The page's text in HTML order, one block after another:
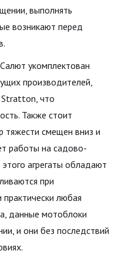
выполнять
возникают перед
укомплектован
производителей,
Stratton, что
Также стоит
тяжести смещен вниз и
работы на садово-
агрегаты обладают
при
практически любая
данные мотоблоки
и они без последствий